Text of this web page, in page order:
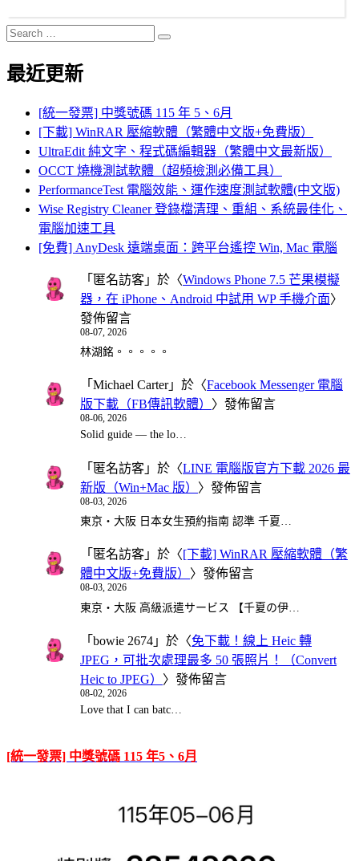
Search
for:
Search
最近更新
[統一發票] 中獎號碼 115 年 5、6月
[下載] WinRAR 壓縮軟體（繁體中文版+免費版）
UltraEdit 純文字、程式碼編輯器（繁體中文最新版）
OCCT 燒機測試軟體（超頻檢測必備工具）
PerformanceTest 電腦效能、運作速度測試軟體(中文版)
Wise Registry Cleaner 登錄檔清理、重組、系統最佳化、
電腦加速工具
[免費] AnyDesk 遠端桌面：跨平台遙控 Win, Mac 電腦
「 匿名訪客 」於〈Windows Phone 7.5 芒果模擬
器，在 iPhone、Android 中試用 WP 手機介面〉
發佈留言
08-07, 2026
林湖銘。。。。。
「 Michael Carter」於〈Facebook Messenger 電腦
版下載（FB傳訊軟體） 〉發佈留言
08-06, 2026
Solid guide — the lo…
「 匿名訪客 」於〈LINE 電腦版官方下載 2026 最
新版（Win+Mac 版） 〉發佈留言
08-03, 2026
東京・大阪 日本女生預約指南 認準 千夏…
「 匿名訪客 」於〈 [下載] WinRAR 壓縮軟體（繁
體中文版+免費版）
〉發佈留言
08-03, 2026
東京・大阪 高級派遣サービス 【千夏の伊…
「 bowie 2674 」於〈免下載！線上 Heic 轉
JPEG，可批次處理最多 50 張照片！（Convert
Heic to JPEG） 〉發佈留言
08-02, 2026
Love that I can batc…
[統一發票] 中獎號碼 115 年5、6月